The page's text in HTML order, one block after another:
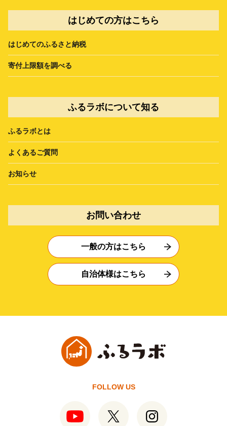
はじめての方はこちら
はじめてのふるさと納税
寄付上限額を調べる
ふるラボについて知る
ふるラボとは
よくあるご質問
お知らせ
お問い合わせ
一般の方はこちら
自治体様はこちら
FOLLOW US